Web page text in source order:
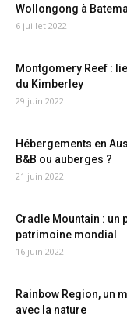
Wollongong à
6 juillet 2022
Montgomery Reef :
du Kimberley
29 juin 2022
Hébergements en
B&B ou auberges ?
21 juin 2022
Cradle Mountain : un
patrimoine mondial
16 juin 2022
Rainbow Region, un
avec la nature